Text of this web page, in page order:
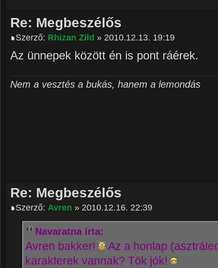
Re: Megbeszélős
Szerző: Rhizan Zild » 2010.12.13. 19:19
Az ünnepek között én is pont ráérek.
Nem a vesztés a bukás, hanem a lemondás
Re: Megbeszélős
Szerző: Avren » 2010.12.16. 22:39
Navaratna írta:
Avren bakker!
Az a honlap
karakterek vannak? Tök jók!